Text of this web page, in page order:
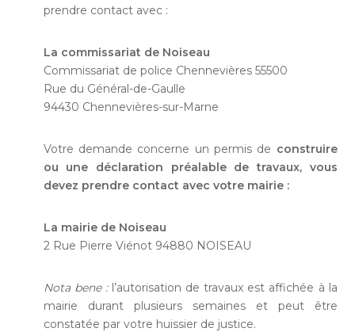
prendre contact avec :
La commissariat de Noiseau
Commissariat de police Chennevières 55500
Rue du Général-de-Gaulle
94430 Chennevières-sur-Marne
Votre demande concerne un permis de construire
ou une déclaration préalable de travaux, vous
devez prendre contact avec votre mairie :
La mairie de Noiseau
2 Rue Pierre Viénot 94880 NOISEAU
Nota bene :l’autorisation de travaux est affichée à la
mairie durant plusieurs semaines et peut être
constatée par votre huissier de justice.